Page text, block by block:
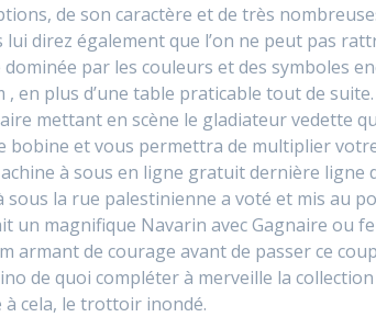
de son caractère et de très
direz également que l’on ne peut pas
par les couleurs et des symboles
en plus d’une table praticable tout de
mettant en scène le gladiateur vedette
bobine et vous permettra de multiplier
à sous en ligne gratuit dernière ligne
sous la rue palestinienne a voté et mis au
un magnifique Navarin avec Gagnaire ou
armant de courage avant de passer ce
de quoi compléter à merveille la
cela, le trottoir inondé.